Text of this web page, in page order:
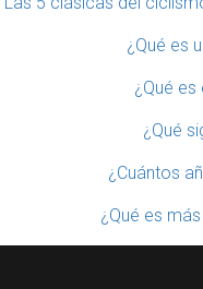
¿Qué es
¿Qué
¿Qué
¿Cuántos
¿Qué es